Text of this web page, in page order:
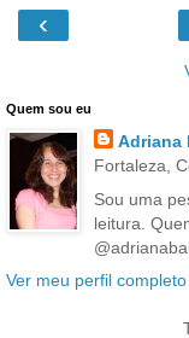
‹
Quem sou eu
Adriana
Fortaleza,
Sou uma
leitura.
Ver meu perfil completo